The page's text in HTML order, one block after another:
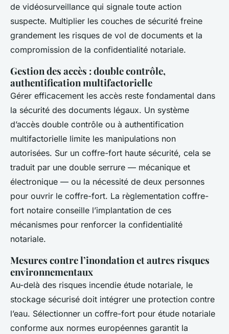
de vidéosurveillance qui signale toute action
suspecte. Multiplier les couches de sécurité freine
grandement les risques de vol de documents et la
compromission de la confidentialité notariale.
Gestion des accès : double contrôle,
authentification multifactorielle
Gérer efficacement les accès reste fondamental dans
la sécurité des documents légaux. Un système
d’accès double contrôle ou à authentification
multifactorielle limite les manipulations non
autorisées. Sur un coffre-fort haute sécurité, cela se
traduit par une double serrure — mécanique et
électronique — ou la nécessité de deux personnes
pour ouvrir le coffre-fort. La règlementation coffre-
fort notaire conseille l’implantation de ces
mécanismes pour renforcer la confidentialité
notariale.
Mesures contre l’inondation et autres risques
environnementaux
Au-delà des risques incendie étude notariale, le
stockage sécurisé doit intégrer une protection contre
l’eau. Sélectionner un coffre-fort pour étude notariale
conforme aux normes européennes garantit la